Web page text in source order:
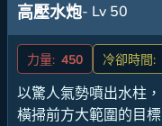
高壓水炮- Lv 50
力量: 450 冷卻時間:
以驚人氣勢噴出水柱，
橫掃前方大範圍的目標